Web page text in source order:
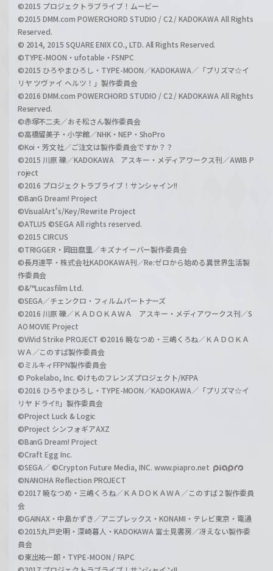
©2015 プロジェクトラブライブ！ムービー
©2015 DMM.com POWERCHORD STUDIO / C2 / KADOKAWA All Rights
Reserved.
© 2014, 2015 SQUARE ENIX CO., LTD. All Rights Reserved.
©TYPE-MOON・ufotable・FSNPC
©2015 ひろやまひろし・TYPE-MOON／KADOKAWA／「プリズマ☆イ
リヤ ツヴァイ ヘルツ！」製作委員会
©2016 DMM.com POWERCHORD STUDIO / C2 / KADOKAWA All Rights
Reserved.
©赤塚不二夫／おそ松さん製作委員会
©高橋留美子・小学館／NHK・NEP・ShoPro
©Koi・芳文社／ご注文は製作委員会ですか？？
©2015 川原 礫／KADOKAWA アスキー・メディアワークス刊／AWIB P
roject
©2016 プロジェクトラブライブ！サンシャイン!!
©BanG Dream! Project
©VisualArt's/Key/Rewrite Project
©ATLUS ©SEGA All rights reserved.
©2015 CIRCUS
©TRIGGER・岡田麿里／キズナイーバー製作委員会
©長月達平・株式会社KADOKAWA刊／Re:ゼロから始める異世界生活製
作委員会
©&™Lucasfilm Ltd.
©SEGA／チェンクロ・フィルムパートナーズ
©2016 川原 礫／ＫＡＤＯＫＡＷＡ アスキー・メディアワークス刊／S
AO MOVIE Project
©ViVid Strike PROJECT ©2016 暁なつめ・三嶋くろね／ＫＡＤＯＫＡ
ＷＡ／このすば製作委員会
©ミルキィFFPN製作委員会
© Pokelabo, Inc. ©けものフレンズプロジェクト/KFPA
©2016 ひろやまひろし・TYPE-MOON／KADOKAWA／「プリズマ☆イ
リヤ ドライ!!」製作委員会
©Project Luck & Logic
©Project シンフォギアAXZ
©BanG Dream! Project
©Craft Egg Inc.
©SEGA／ ©Crypton Future Media, INC. www.piapro.net
©NANOHA Reflection PROJECT
©2017 暁なつめ・三嶋くろね／ＫＡＤＯＫＡＷＡ／このすば２製作委員
会
©GAINAX・中島かずき／アニプレックス・KONAMI・テレビ東京・電通
©2015丸戸史明・深崎暮人・KADOKAWA 富士見書房／冴えない製作委
員会
©東出祐一郎・TYPE-MOON / FAPC